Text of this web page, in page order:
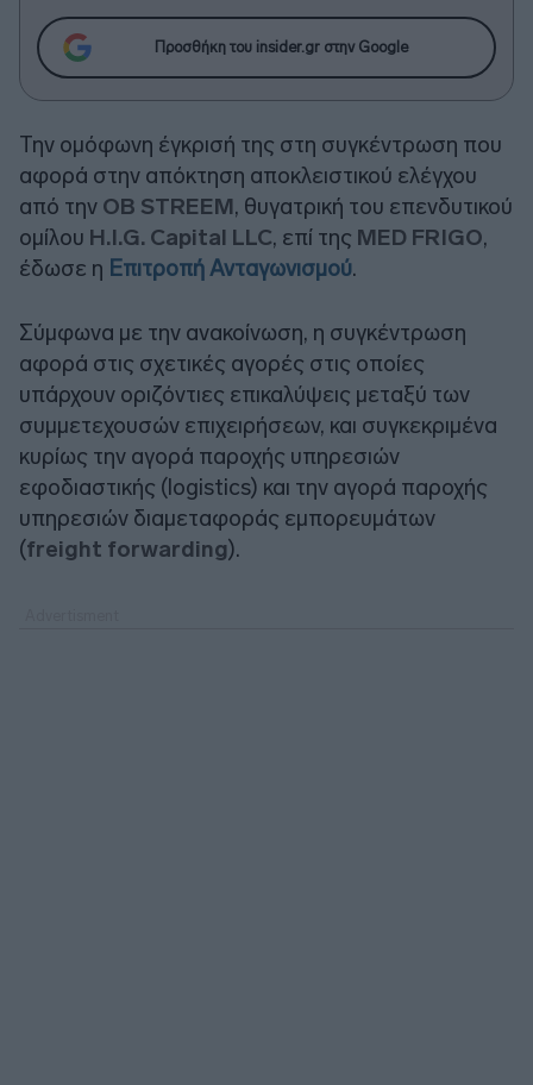
Προσθήκη του insider.gr στην Google
Την ομόφωνη έγκρισή της στη συγκέντρωση που
αφορά στην απόκτηση αποκλειστικού ελέγχου
από την OB STREEM, θυγατρική του επενδυτικού
ομίλου H.I.G. Capital LLC, επί της MED FRIGO,
έδωσε η Επιτροπή Ανταγωνισμού.
Σύμφωνα με την ανακοίνωση, η συγκέντρωση
αφορά στις σχετικές αγορές στις οποίες
υπάρχουν οριζόντιες επικαλύψεις μεταξύ των
συμμετεχουσών επιχειρήσεων, και συγκεκριμένα
κυρίως την αγορά παροχής υπηρεσιών
εφοδιαστικής (logistics) και την αγορά παροχής
υπηρεσιών διαμεταφοράς εμπορευμάτων
(freight forwarding).